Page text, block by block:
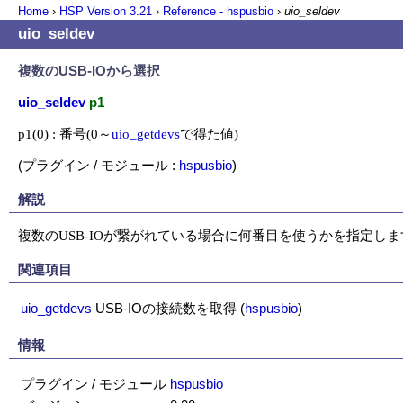
Home › HSP Version 3.21 › Reference - hspusbio › uio_seldev
uio_seldev
複数のUSB-IOから選択
uio_seldev p1
p1(0) : 番号(0～uio_getdevsで得た値)
(プラグイン / モジュール : hspusbio)
解説
複数のUSB-IOが繋がれている場合に何番目を使うかを指定し
関連項目
uio_getdevs USB-IOの接続数を取得 (hspusbio)
情報
プラグイン / モジュール hspusbio